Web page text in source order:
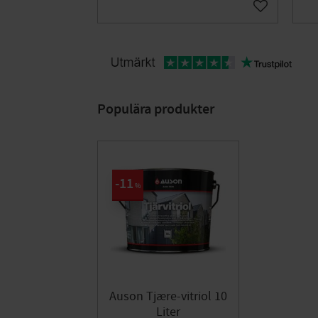
Gem som
Populära produkter
Auson Tjære-vitriol 10
Liter
11 %